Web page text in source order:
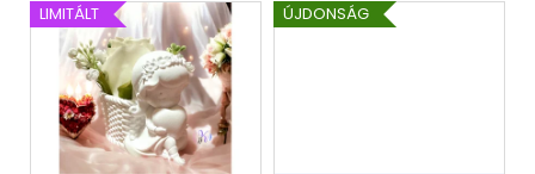
LIMITÁLT ÚJDONSÁG